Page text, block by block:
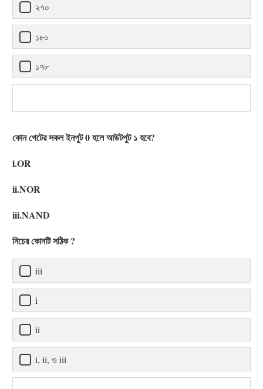
২৭০
১৮০
১৭৮
কোন গেটের সকল ইনপুট 0 হলে আউটপুট ১ হবে?
i.OR
ii.NOR
iii.NAND
নিচের কোনটি সঠিক ?
iii
i
ii
i, ii, ও iii